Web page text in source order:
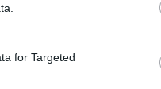
for Targeted